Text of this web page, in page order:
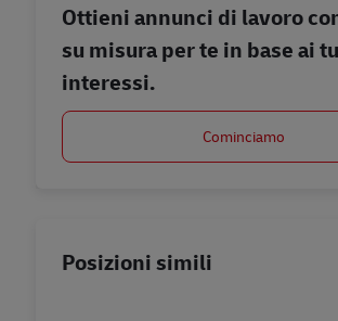
Ottieni annunci di lavoro
su misura per te in base ai
interessi.
Cominciamo
Posizioni simili